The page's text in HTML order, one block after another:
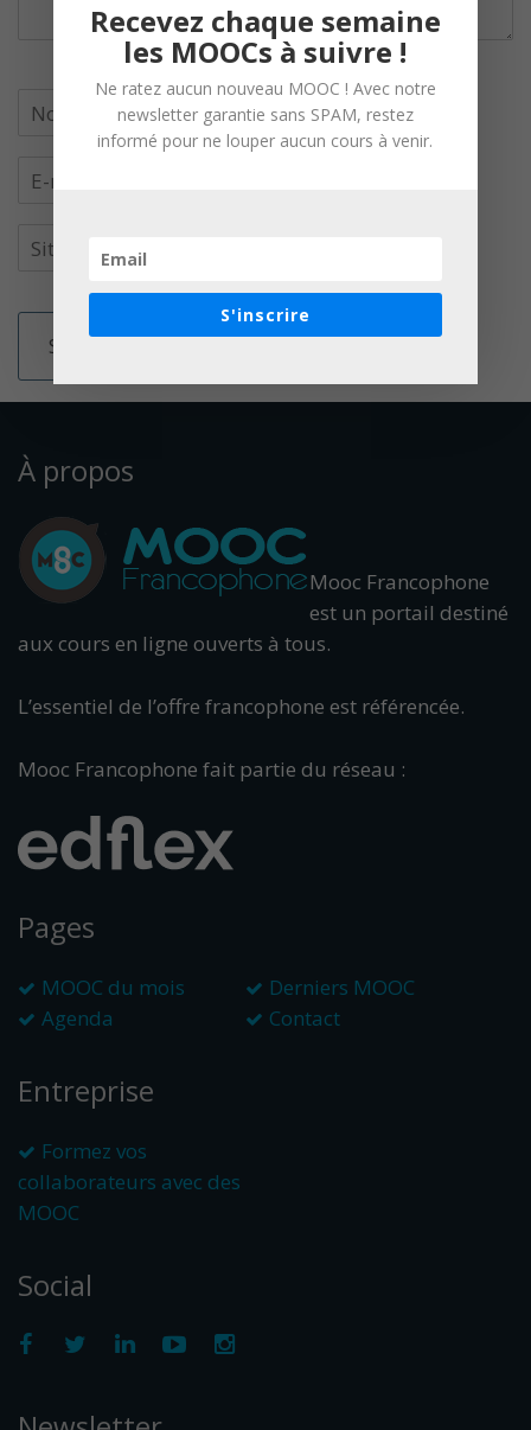
À propos
Mooc Francophone
est un portail destiné
aux cours en ligne ouverts à tous.
L’essentiel de l’offre francophone est référencée.
Mooc Francophone fait partie du réseau :
Pages
MOOC du mois
Derniers MOOC
Agenda
Contact
Entreprise
Formez vos
collaborateurs avec des
MOOC
Social
Recevez chaque semaine
les MOOCs à suivre !
Ne ratez aucun nouveau MOOC ! Avec notre
newsletter garantie sans SPAM, restez
informé pour ne louper aucun cours à venir.
S'inscrire